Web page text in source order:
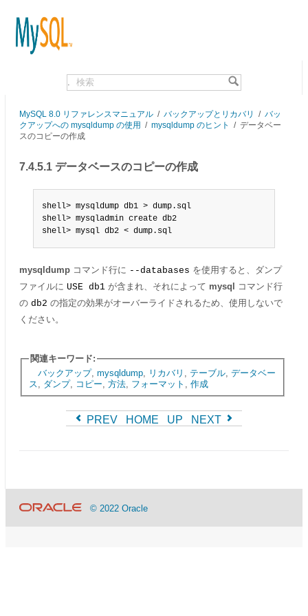
MySQL 8.0 リファレンスマニュアル / バックアップとリカバリ / バッ
クアップへの mysqldump の使用 / mysqldump のヒント / データベー
スのコピーの作成
7.4.5.1 データベースのコピーの作成
shell> mysqldump db1 > dump.sql
shell> mysqladmin create db2
shell> mysql db2 < dump.sql
mysqldump コマンド行に --databases を使用すると、ダンプ
ファイルに USE db1 が含まれ、それによって mysql
コマンド行
の db2 の指定の効果がオーバーライドされるため、使用しないで
ください。
関連キーワード:
バックアップ, mysqldump, リカバリ テーブル, データベー
ス
ダンプ, コピー 方法, フォーマット 作成
PREV HOME UP NEXT
© 2022 Oracle